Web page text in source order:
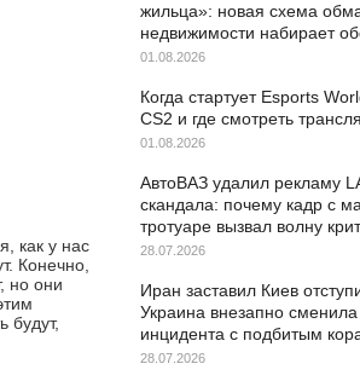
как у нас
Конечно,
но они
будут,
жильца»: новая схема
недвижимости набирает
01.08.2026
Когда стартует Esports
CS2 и где смотреть
01.08.2026
АвтоВАЗ удалил рекламу
скандала: почему кадр с
тротуаре вызвал волну
28.07.2026
Иран заставил Киев
Украина внезапно
инцидента с подбитым
28.07.2026